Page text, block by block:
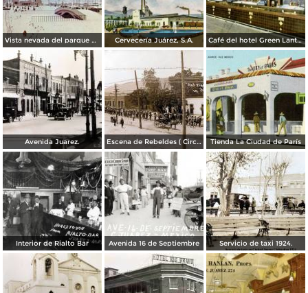
Vista nevada del parque El Chamizal Cervecería Juárez, S.A. Café del hotel Green Lantern Inn
Avenida Juarez. Escena de Rebeldes ( Circulada el 8 de Diciembre de 1913 ). Tienda La Ciudad de París
Interior de Rialto Bar Avenida 16 de Septiembre Servicio de taxi 1924.